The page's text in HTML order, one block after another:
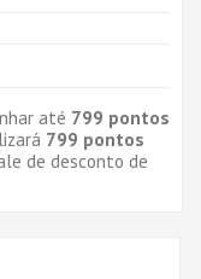
até 799 pontos
799 pontos
de desconto de